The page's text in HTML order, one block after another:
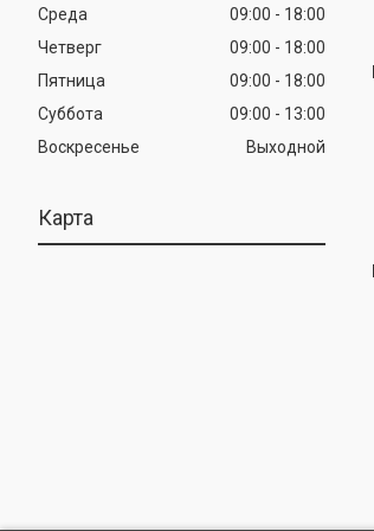
Среда 09:00
18:00
Четверг
09:00
18:00
Пятница
09:00
18:00
Суббота
09:00
13:00
Воскресенье
Выходной
Карта